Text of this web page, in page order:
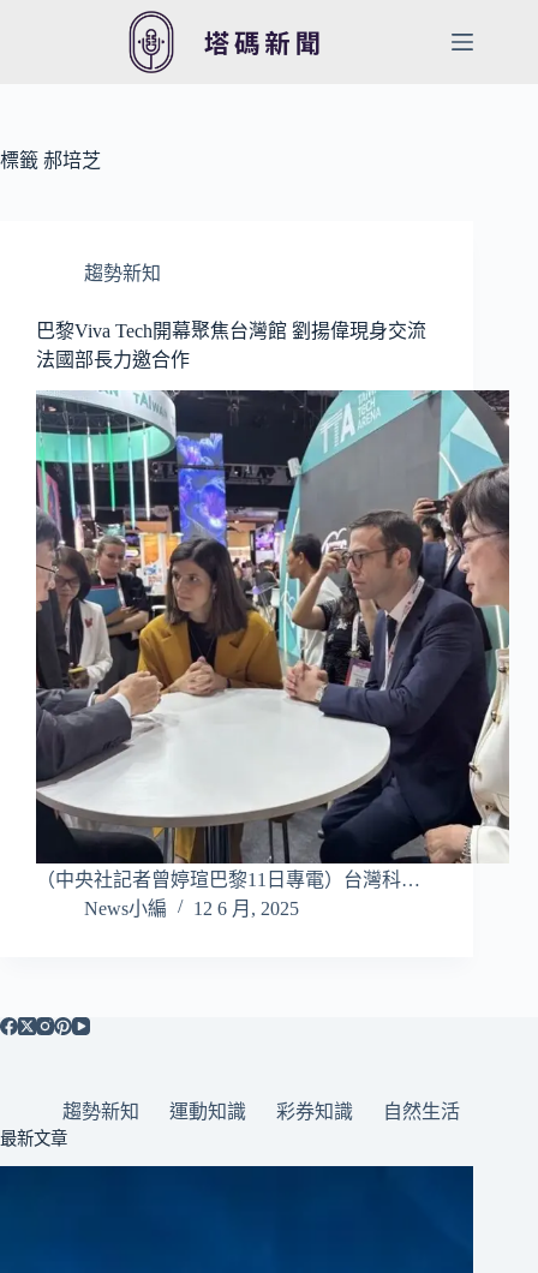
容
標籤 郝培芝
趨勢新知
巴黎Viva Tech開幕聚焦台灣館 劉揚偉現身交流
法國部長力邀合作
（中央社記者曾婷瑄巴黎11日專電）台灣科…
News小編
12 6 月, 2025
趨勢新知 運動知識 彩券知識 自然生活
最新文章